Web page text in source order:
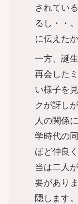
されてい
るし・・
に伝えた
一方、誕
再会した
い様子を
クが訝し
人の関係
学時代の
ほど仲良
当は二人
要があり
隠します。